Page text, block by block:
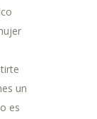
un
es